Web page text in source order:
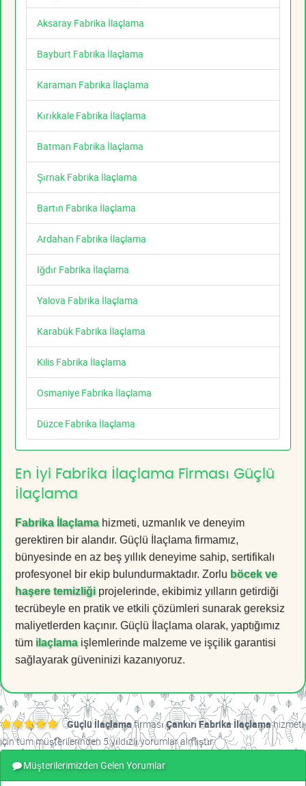
Aksaray Fabrika İlaçlama
Bayburt Fabrika İlaçlama
Karaman Fabrika İlaçlama
Kırıkkale Fabrika İlaçlama
Batman Fabrika İlaçlama
Şırnak Fabrika İlaçlama
Bartın Fabrika İlaçlama
Ardahan Fabrika İlaçlama
Iğdır Fabrika İlaçlama
Yalova Fabrika İlaçlama
Karabük Fabrika İlaçlama
Kilis Fabrika İlaçlama
Osmaniye Fabrika İlaçlama
Düzce Fabrika İlaçlama
En İyi Fabrika İlaçlama Firması Güçlü
İlaçlama
Fabrika İlaçlamahizmeti, uzmanlık ve deneyim
gerektiren bir alandır. Güçlü İlaçlama firmamız,
bünyesinde en az beş yıllık deneyime sahip, sertifikalı
profesyonel bir ekip bulundurmaktadır. Zorlu böcek ve
haşere temizliği projelerinde, ekibimiz yılların getirdiği
tecrübeyle en pratik ve etkili çözümleri sunarak gereksiz
maliyetlerden kaçınır. Güçlü İlaçlama olarak, yaptığımız
tüm ilaçlamaişlemlerinde malzeme ve işçilik garantisi
sağlayarak güveninizi kazanıyoruz.
Güçlü İlaçlamafirmasıÇankırı Fabrika İlaçlamahizmeti
için tüm müşterilerinden 5 yıldızlı yorumlar almıştır.
Müşterilerimizden Gelen Yorumlar